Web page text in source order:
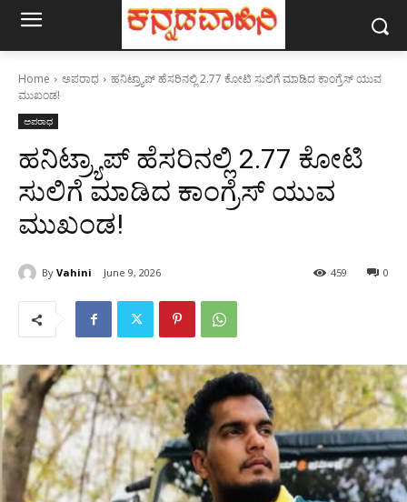
Home ಅಪರಾಧ
ಹನಿಟ್ರ್ಯಾಪ್ ಹೆಸರಿನಲ್ಲಿ 2.77 ಕೋಟಿ ಸುಲಿಗೆ ಮಾಡಿದ ಕಾಂಗ್ರೆಸ್ ಯುವ
ಮುಖಂಡ!
ಅಪರಾಧ
ಹನಿಟ್ರ್ಯಾಪ್ ಹೆಸರಿನಲ್ಲಿ 2.77 ಕೋಟಿ
ಸುಲಿಗೆ ಮಾಡಿದ ಕಾಂಗ್ರೆಸ್ ಯುವ
ಮುಖಂಡ!
By Vahini June 9, 2026 0
459